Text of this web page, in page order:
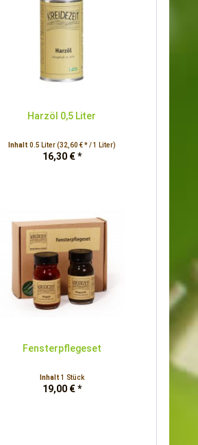
Harzöl 0,5 Liter
Inhalt 0.5 Liter(32,60 € * / 1 Liter)
16,30 € *
Fensterpflegeset
Inhalt 1 Stück
19,00 € *